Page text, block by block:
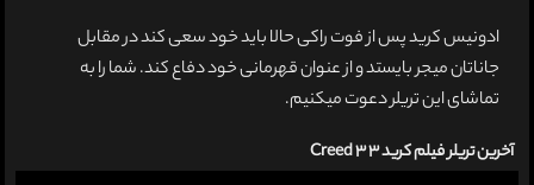
ادونیس کرید پس از فوت راکی حالا باید خود سعی کند در مقابل
جاناتان میجر بایستد و از عنوان قهرمانی خود دفاع کند. شما را به
تماشای این تریلر دعوت میکنیم.
آخرین تریلر فیلم کرید 3 Creed 3